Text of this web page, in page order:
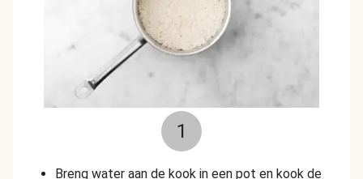
1
Breng water aan de kook in een pot en kook de